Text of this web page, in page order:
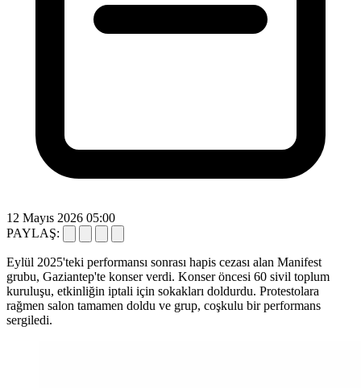
12 Mayıs 2026 05:00
PAYLAŞ:
Eylül 2025'teki performansı sonrası hapis cezası alan Manifest
grubu, Gaziantep'te konser verdi. Konser öncesi 60 sivil toplum
kuruluşu, etkinliğin iptali için sokakları doldurdu. Protestolara
rağmen salon tamamen doldu ve grup, coşkulu bir performans
sergiledi.